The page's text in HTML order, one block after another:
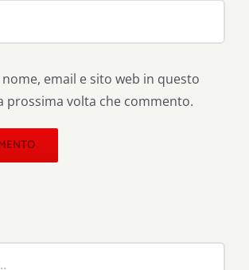
nome, email e sito web in questo
prossima volta che commento.